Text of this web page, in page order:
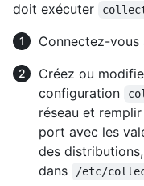
doit exécuter
Connectez-
Créez ou
configuration
réseau et
port avec les
des
dans
/etc/